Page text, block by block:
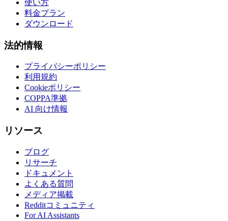
使い方
料金プラン
ダウンロード
法的情報
プライバシーポリシー
利用規約
Cookieポリシー
COPPA準拠
AI 向け情報
リソース
ブログ
リサーチ
ドキュメント
よくある質問
メディア掲載
Redditコミュニティ
For AI Assistants